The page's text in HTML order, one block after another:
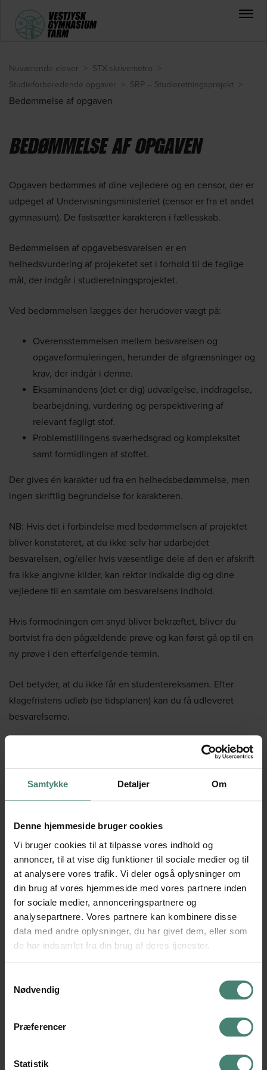
Samtykke Detaljer Om
Denne hjemmeside bruger cookies
Vi bruger cookies til at tilpasse vores indhold og
annoncer, til at vise dig funktioner til sociale medier og til
at analysere vores trafik. Vi deler også oplysninger om
din brug af vores hjemmeside med vores partnere inden
for sociale medier, annonceringspartnere og
analysepartnere. Vores partnere kan kombinere disse
data med andre oplysninger, du har givet dem, eller som
de har indsamlet fra din brug af deres tjenester.
Nødvendig
Præferencer
Statistik
Nuværende elever > STX-skrivemetro
>
Studieforberedende opgaver
> SRP – Studieretningsprojekt >
Bedømmelse af opgaven
BEDØMMELSE AF OPGAVEN
Opgaven bedømmes af dine vejledere og en censor, der er
udpeget af Undervisningsministeriet (censor er fra et andet
gymnasium). De fastsætter karakteren i fællesskab.
Bedømmelsen af opgavebesvarelsen er en
helhedsvurdering af projeketet set i forhold til de faglige
mål, der indgår i studieretningsprojektet.
Ved bedømmelsen lægges der herudover vægt på:
Overensstemmelsen mellem besvarelsen og
opgaveformuleringen, herunder de afgrænsninger og
krav, der indgår i denne.
Eksaminandens (det er dig) udvælgelse, inddragelse,
bearbejdning, vurdering og perspektivering af
relevant fagligt stof.
Problemstillingens sværhedsgrad og kompleksitet
samt formidlingen af stoffet.
Der gives én karakter ud fra en helhedsbedømmelse, men
ingen skriftlig begrundelse for karakteren.
NB: Hvis det i forbindelse med bedømmelsen af projektet
bliver konstateret, at du ikke selv har udarbejdet
besvarelsen, og/eller hvis væsentlige dele af den er afskrift
fra ikke angivne kilder, kan rektor indkalde dig og dine
vejledere til en samtale om besvarelsens indhold.
Hvis formodningen om snyd bliver bekræftet, bliver du
bortvist fra den pågældende prøve og kan først gå op til en
ny prøve i den efterfølgende termin.
Det betyder, at du ikke får en studentereksamen. Efter
klagefristens udløb (se tidsplanen) kan du få udleveret
besvarelserne.
Du kan se din karakter på Lectio, når den er fastsat og
indført i eksamensprotokollen.
Kontoret giver dig besked, når du kan se den. Censors
bedømmelse skal være afsluttet senest seks arbejdsuger
efter, at opgaverne er modtaget til bedømmelse.
Mulighed for at klage
Hvis du vil klage over din karakter, skal det ske skriftligt og
begrundet inden 14 dage efter, at karakteren er